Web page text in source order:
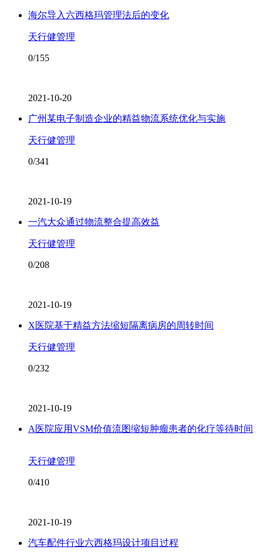
海尔导入六西格玛管理法后的变化
天行健管理
0/155
2021-10-20
广州某电子制造企业的精益物流系统优化与实施
天行健管理
0/341
2021-10-19
一汽大众通过物流整合提高效益
天行健管理
0/208
2021-10-19
X医院基于精益方法缩短隔离病房的周转时间
天行健管理
0/232
2021-10-19
A医院应用VSM价值流图缩短肿瘤患者的化疗等待时间
天行健管理
0/410
2021-10-19
汽车配件行业六西格玛设计项目过程